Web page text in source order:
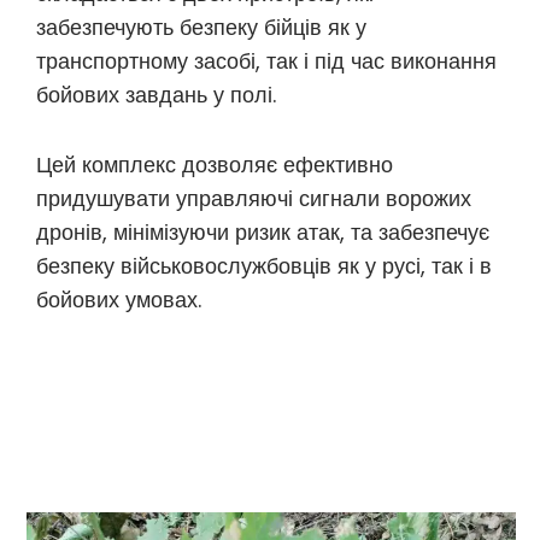
забезпечують безпеку бійців як у
транспортному засобі, так і під час виконання
бойових завдань у полі.
Цей комплекс дозволяє ефективно
придушувати управляючі сигнали ворожих
дронів, мінімізуючи ризик атак, та забезпечує
безпеку військовослужбовців як у русі, так і в
бойових умовах.